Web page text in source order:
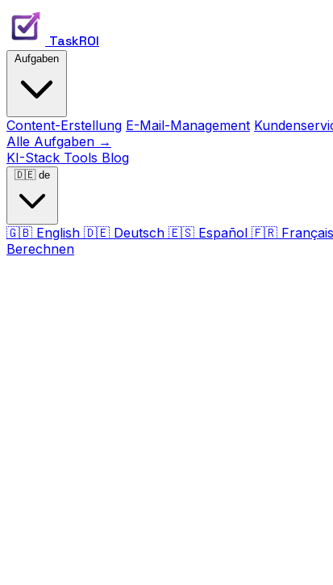
TaskROI
Content-Erstellung E-Mail-Management
Alle Aufgaben →
KI-Stack Tools Blog
🇩🇪 de
🇬🇧 English 🇩🇪 Deutsch 🇪🇸 Español 🇫🇷 Français
Berechnen